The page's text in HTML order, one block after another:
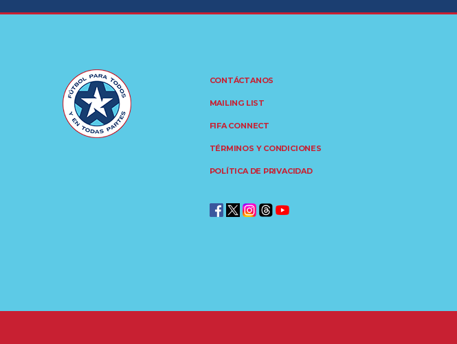
CONTÁCTANOS
MAILING LIST
FIFA CONNECT
TÉRMINOS Y CONDICIONES
POLÍTICA DE PRIVACIDAD